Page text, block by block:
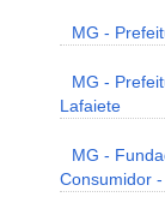
MG -
MG -
Lafaiete
MG -
Consumidor